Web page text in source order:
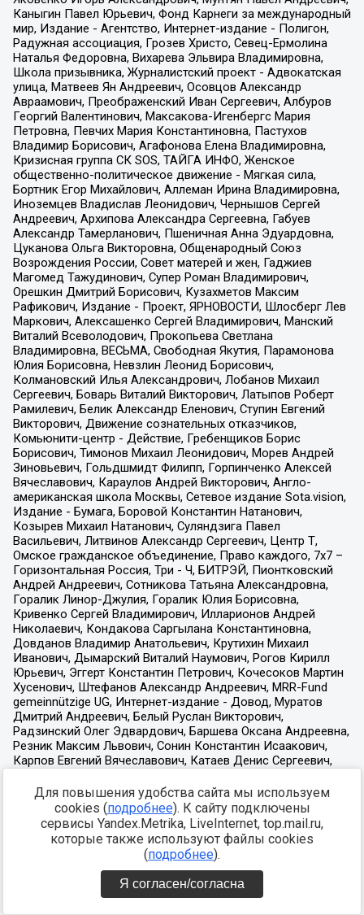
Для повышения удобства сайта мы используем
cookies (подробнее). К сайту подключены
сервисы Yandex.Metrika, LiveInternet, top.mail.ru,
которые также используют файлы cookies
(подробнее).
Я согласен/согласна